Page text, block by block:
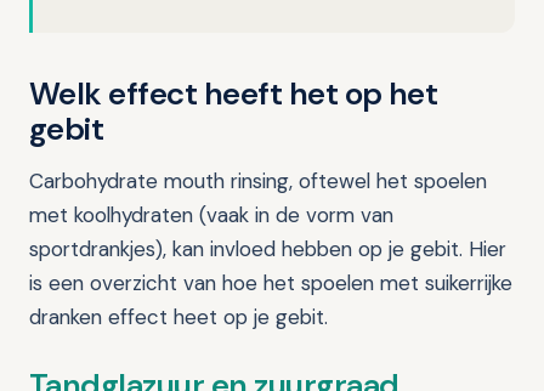
Welk effect heeft het op het
gebit
Carbohydrate mouth rinsing, oftewel het spoelen
met koolhydraten (vaak in de vorm van
sportdrankjes), kan invloed hebben op je gebit. Hier
is een overzicht van hoe het spoelen met suikerrijke
dranken effect heet op je gebit.